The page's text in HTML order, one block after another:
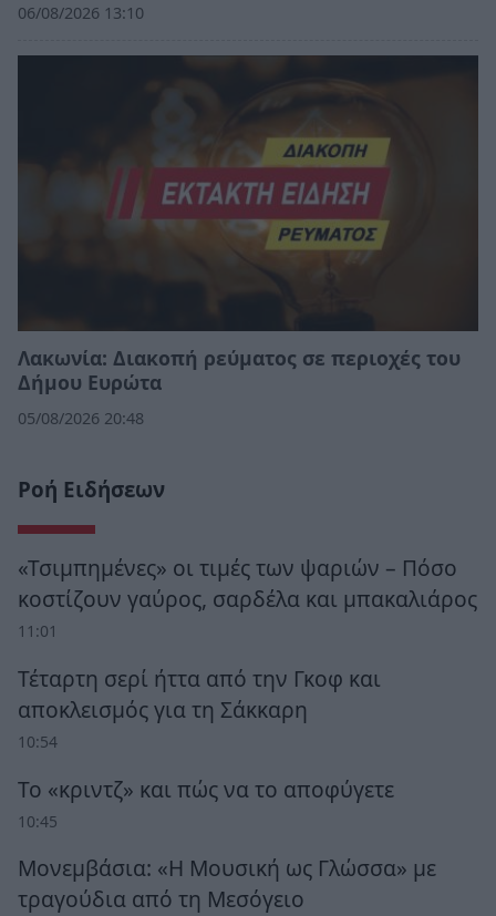
06/08/2026 13:10
Λακωνία: Διακοπή ρεύματος σε περιοχές του
Δήμου Ευρώτα
05/08/2026 20:48
Ροή Ειδήσεων
«Τσιμπημένες» οι τιμές των ψαριών – Πόσο
κοστίζουν γαύρος, σαρδέλα και μπακαλιάρος
11:01
Τέταρτη σερί ήττα από την Γκοφ και
αποκλεισμός για τη Σάκκαρη
10:54
Το «κριντζ» και πώς να το αποφύγετε
10:45
Μονεμβάσια: «Η Μουσική ως Γλώσσα» με
τραγούδια από τη Μεσόγειο